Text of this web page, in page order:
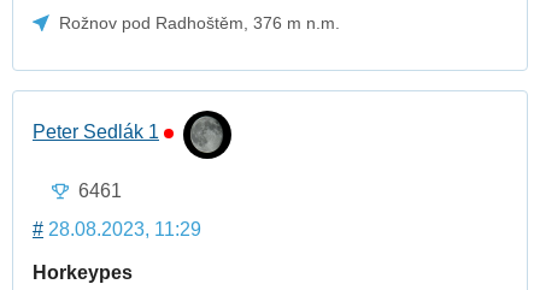
Rožnov pod Radhoštěm, 376 m n.m.
Peter Sedlák 1
6461
# 28.08.2023, 11:29
Horkeypes